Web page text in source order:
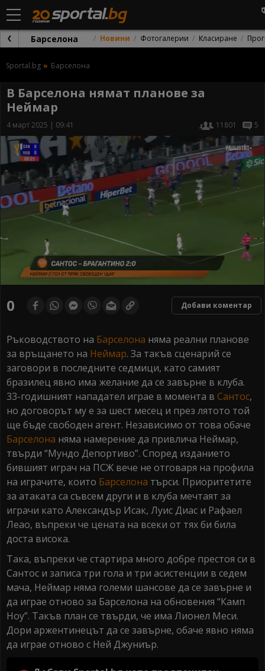
Барселона Новини Фотогалерии Класиране
Sportal.bg Барселона
В Барселона нямат планове за
Неймар
4 март 2025 | 09:41 11801 5
of0 Добави коментар
Ръководството на Барселона няма реални планове
за връщането на Неймар. За такъв сценарий се
заговори в последните седмици, като самият
бразилец явно има желание да се завърне в клуба.
33-годишният нападател играе в момента в Сантос,
но договорът му е за шест месец и през лятото той
ще бъде свободен агент. Независимо от това обаче
Барселона няма намерение да привлича Неймар,
твърди “Мундо Депортиво”. Според изданието
бившият играч на ПСЖ вече не отговаря на профила
на играчите, които Барселона търси. Приоритетите
за атаката са съвсем други и в клуба мечтаят за
играчи като Александър Исак, Луис Диас и Рафаел
Леао, въпреки че цената на всеки от тях би била
доста висока.
Така, въпреки че стартира много добре престоя си в
Сантос и записа три гола и три асистенции в седем
мача, Неймар няма големи шансове да се завърне и
да играе отново за Барселона на обновения “Камп
Ноу”. Такъв план се твърди, че има Лионел Меси.
Дори аржентинецът да се завърне, обаче явно няма
да играе отново с Ней Джуниър.